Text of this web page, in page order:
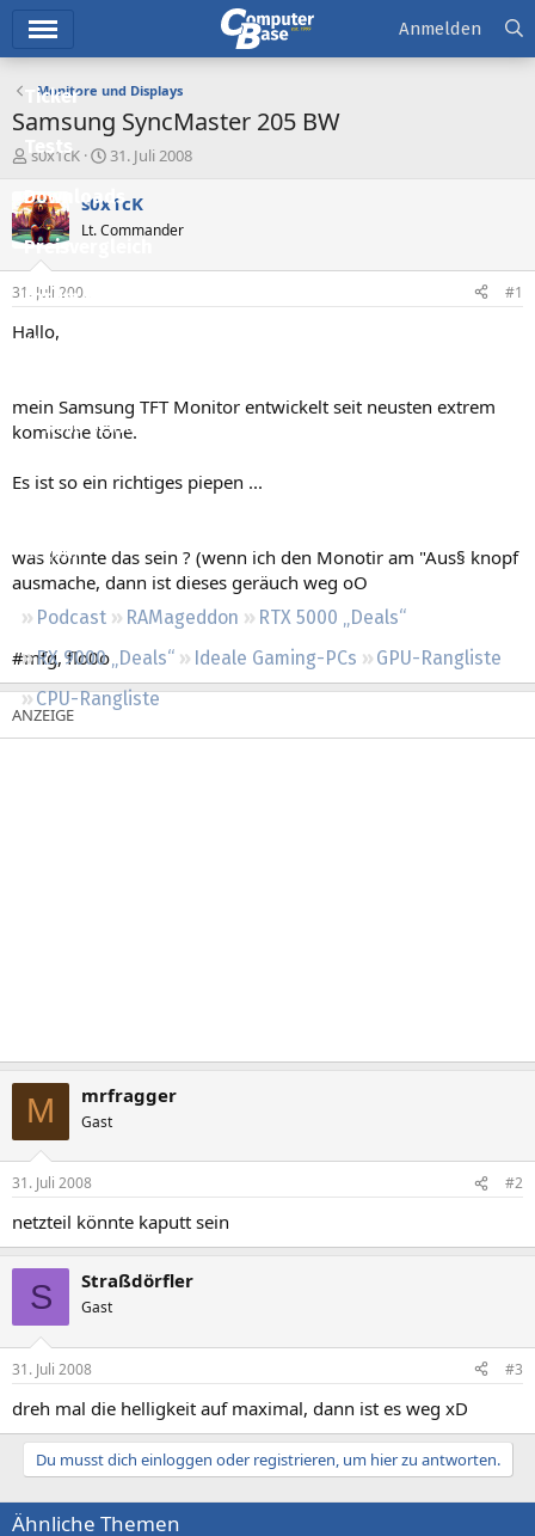
Ticker
Tests
Downloads
Preisvergleich
Forum
Aktuelles
Neue Beiträge
Regeln
Podcast RAMageddon
RTX 5000 „Deals“
RX 9000 „Deals“
Ideale Gaming-PCs
GPU-Rangliste
CPU-Rangliste
Anmelden
Monitore und Displays
Samsung SyncMaster 205 BW
E
s
t
e
e
r
s0x1cK
E
s
e
t
31. Juli 2008
s0x1cK
Lt. Commander
31. Juli 2008 #1
Hallo,
mein Samsung TFT Monitor entwickelt seit neusten extrem
komische töne.
Es ist so ein richtiges piepen ...
was könnte das sein ? (wenn ich den Monotir am "Aus§ knopf
ausmache, dann ist dieses geräuch weg oO
#mfg, flo0o
M mrfragger
Gast
31. Juli 2008 #2
netzteil könnte kaputt sein
S Straßdörfler
Gast
31. Juli 2008 #3
dreh mal die helligkeit auf maximal, dann ist es weg xD
Du musst dich einloggen oder registrieren, um hier zu antworten.
Ähnliche Themen